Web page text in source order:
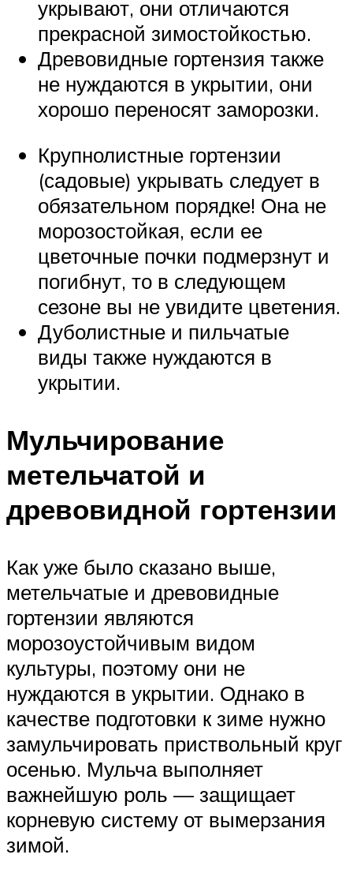
укрывают, они отличаются
прекрасной зимостойкостью.
Древовидные гортензия также
не нуждаются в укрытии, они
хорошо переносят заморозки.
Крупнолистные гортензии
(садовые) укрывать следует в
обязательном порядке! Она не
морозостойкая, если ее
цветочные почки подмерзнут и
погибнут, то в следующем
сезоне вы не увидите цветения.
Дуболистные и пильчатые
виды также нуждаются в
укрытии.
Мульчирование
метельчатой и
древовидной гортензии
Как уже было сказано выше,
метельчатые и древовидные
гортензии являются
морозоустойчивым видом
культуры, поэтому они не
нуждаются в укрытии. Однако в
качестве подготовки к зиме нужно
замульчировать приствольный круг
осенью. Мульча выполняет
важнейшую роль — защищает
корневую систему от вымерзания
зимой.